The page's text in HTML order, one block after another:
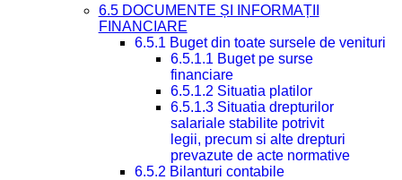
6.5 DOCUMENTE ȘI INFORMAȚII
FINANCIARE
6.5.1 Buget din toate sursele de venituri
6.5.1.1 Buget pe surse
financiare
6.5.1.2 Situatia platilor
6.5.1.3 Situatia drepturilor
salariale stabilite potrivit
legii, precum si alte drepturi
prevazute de acte normative
6.5.2 Bilanturi contabile